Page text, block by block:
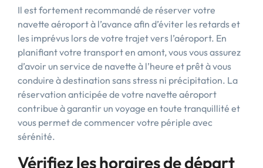
Il est fortement recommandé de réserver votre
navette aéroport à l’avance afin d’éviter les retards et
les imprévus lors de votre trajet vers l’aéroport. En
planifiant votre transport en amont, vous vous assurez
d’avoir un service de navette à l’heure et prêt à vous
conduire à destination sans stress ni précipitation. La
réservation anticipée de votre navette aéroport
contribue à garantir un voyage en toute tranquillité et
vous permet de commencer votre périple avec
sérénité.
Vérifiez les horaires de départ